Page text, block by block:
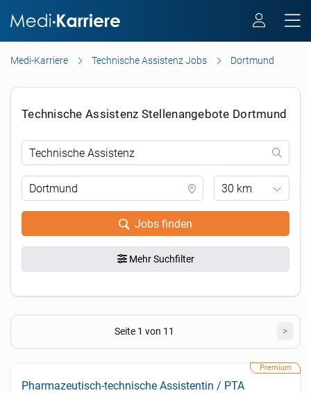
Medi-Karriere Technische Assistenz Jobs Dortmund
Technische Assistenz Stellenangebote Dortmund
30 km
Jobs finden
Mehr Suchfilter
Seite 1 von 11 >
Pharmazeutisch-technische Assistentin / PTA